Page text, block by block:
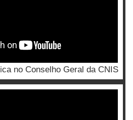
no Conselho Geral da CNIS